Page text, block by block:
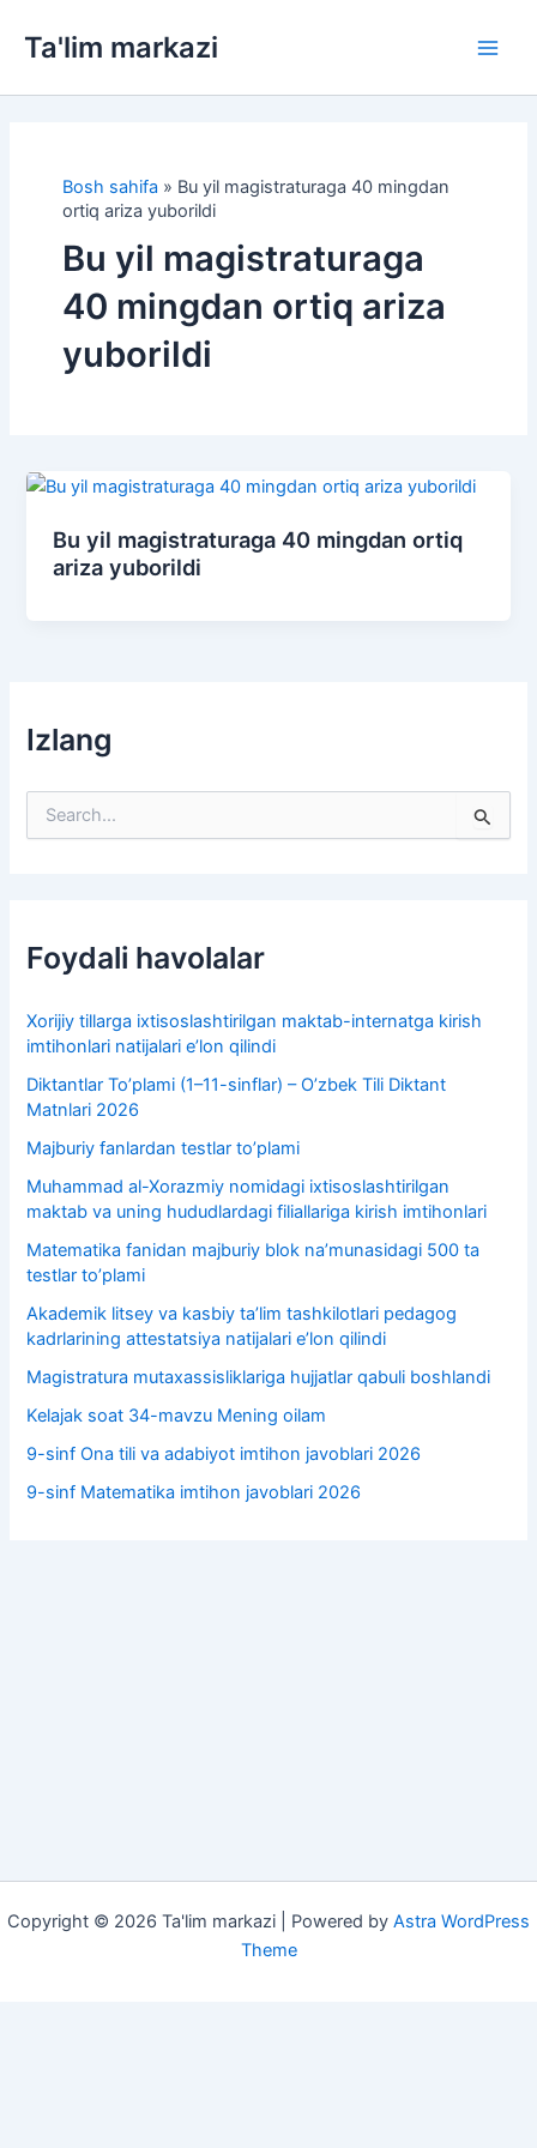
Ta'lim markazi
Bosh sahifa » Bu yil magistraturaga 40 mingdan
ortiq ariza yuborildi
Bu yil magistraturaga
40 mingdan ortiq ariza
yuborildi
Bu yil magistraturaga 40 mingdan ortiq
ariza yuborildi
Izlang
f
o
:
Foydali havolalar
Xorijiy tillarga ixtisoslashtirilgan maktab-internatga kirish
imtihonlari natijalari e’lon qilindi
Diktantlar To’plami (1–11-sinflar) – O’zbek Tili Diktant
Matnlari 2026
Majburiy fanlardan testlar to’plami
Muhammad al-Xorazmiy nomidagi ixtisoslashtirilgan
maktab va uning hududlardagi filiallariga kirish imtihonlari
Matematika fanidan majburiy blok na’munasidagi 500 ta
testlar to’plami
Akademik litsey va kasbiy taʼlim tashkilotlari pedagog
kadrlarining attestatsiya natijalari e’lon qilindi
Magistratura mutaxassisliklariga hujjatlar qabuli boshlandi
Kelajak soat 34-mavzu Mening oilam
9-sinf Ona tili va adabiyot imtihon javoblari 2026
9-sinf Matematika imtihon javoblari 2026
Copyright © 2026 Ta'lim markazi | Powered by Astra WordPress
Theme